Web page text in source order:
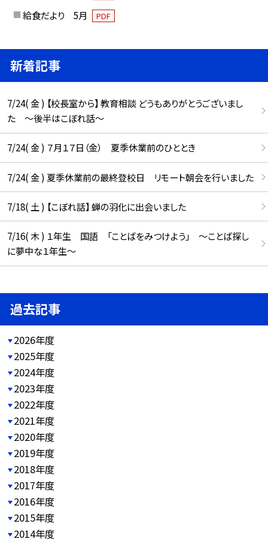
給食だより 5月 PDF
新着記事
7/24( 金 ) 【校長室から】 教育相談 どうもありがとうございまし
た ～後半はこぼれ話～
7/24( 金 ) ７月１７日（金） 夏季休業前のひととき
7/24( 金 ) 夏季休業前の最終登校日 リモート朝会を行いました
7/18( 土 ) 【こぼれ話】 蝉の羽化に出会いました
7/16( 木 ) １年生 国語 「ことばをみつけよう」 ～ことば探し
に夢中な１年生～
過去記事
2026年度
2025年度
2024年度
2023年度
2022年度
2021年度
2020年度
2019年度
2018年度
2017年度
2016年度
2015年度
2014年度